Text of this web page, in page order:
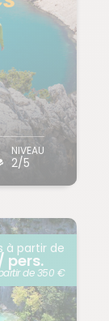
NIVEAU
2/5
à partir de
pers.
de 350 €